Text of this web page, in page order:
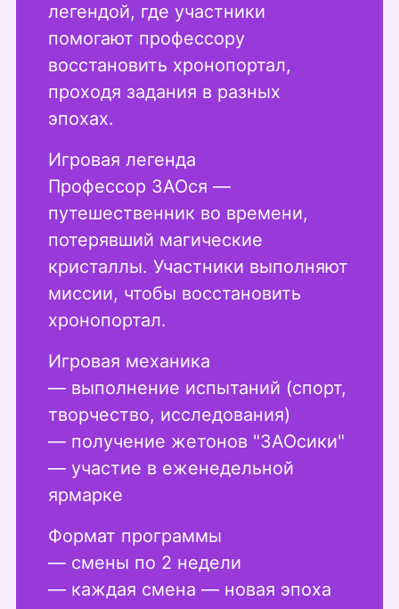
легендой, где участники
помогают профессору
восстановить хронопортал,
проходя задания в разных
эпохах.
Игровая легенда
Профессор ЗАОся —
путешественник во времени,
потерявший магические
кристаллы. Участники выполняют
миссии, чтобы восстановить
хронопортал.
Игровая механика
— выполнение испытаний (спорт,
творчество, исследования)
— получение жетонов "ЗАОсики"
— участие в еженедельной
ярмарке
Формат программы
— смены по 2 недели
— каждая смена — новая эпоха